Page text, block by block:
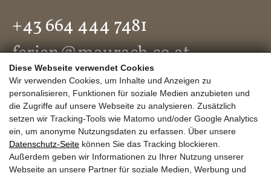
+43 664 444 7481
ferien@maurach.co.at
KONTAKT
SITEMAP
IMPRESSUM UND DATENSCHUTZ
Interessante Links
Diese Webseite verwendet Cookies
Wir verwenden Cookies, um Inhalte und Anzeigen zu
personalisieren, Funktionen für soziale Medien anzubieten und
die Zugriffe auf unsere Webseite zu analysieren. Zusätzlich
setzen wir Tracking-Tools wie Matomo und/oder Google Analytics
ein, um anonyme Nutzungsdaten zu erfassen. Über unsere
Datenschutz-Seite können Sie das Tracking blockieren.
Außerdem geben wir Informationen zu Ihrer Nutzung unserer
Webseite an unsere Partner für soziale Medien, Werbung und